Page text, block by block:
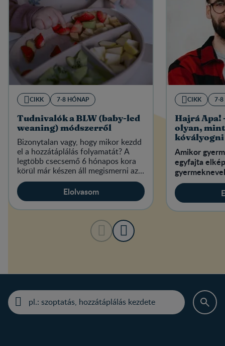
CIKK 7-8 HÓNAP
Tudnivalók a BLW (baby-led
weaning) módszerről
Bizonytalan vagy, hogy mikor kezdd
el a hozzátáplálás folyamatát? A
legtöbb csecsemő 6 hónapos kora
körül már készen áll megismerni az
új ízeket.
Elolvasom
CIKK 7-8
Hajrá
olyan,
kóvályogni
Amikor
egyfajta